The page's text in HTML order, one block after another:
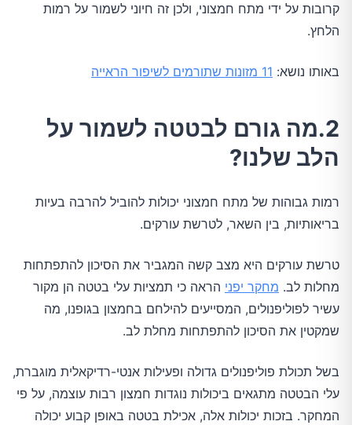
קרובות על ידי מתח חמצוני, ולכן זה חיוני לשמור על רמות
הלחץ.
באותו נושא: 11 מזונות שתורמים לשיפור הראייה
2.מה גורם לבטטה לשמור על
הלב שלנו?
רמות גבוהות של מתח חמצוני יכולות להוביל להרבה בעיות
בריאותיות, בין השאר, לטרשת עורקים.
טרשת עורקים היא מצב קשה המגביר את הסיכון להתפתחות
מחלות לב. מחקר יפני הראה כי תמציות עלי בטטה הן מקור
עשיר לפוליפנולים, המסייעים להילחם בחמצון בגופנו, מה
שמקטין את הסיכון להתפתחות מחלת לב.
בשל תכולת פוליפנולים גדולה ופעילות אנטי-רדיקאלית מוגברת,
עלי הבטטה מתגאים ביכולות נוגדות חמצון רבות עוצמה, על פי
המחקר. בזכות יכולות אלה, אכילת בטטה באופן קבוע יכולה